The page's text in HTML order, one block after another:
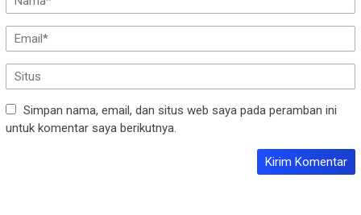
Simpan nama, email, dan situs web saya pada peramban ini
untuk komentar saya berikutnya.